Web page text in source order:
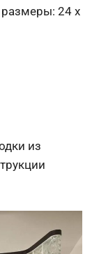
24 х
из